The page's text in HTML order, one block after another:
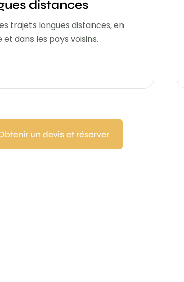
distances
trajets longues distances, en
et dans les pays voisins.
un devis et réserver